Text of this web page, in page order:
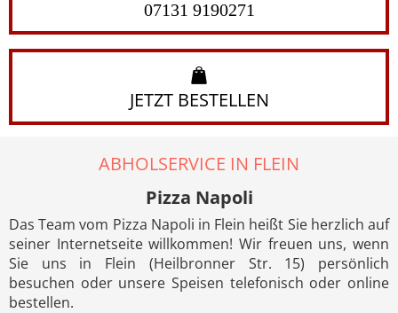
07131 9190271
JETZT BESTELLEN
ABHOLSERVICE IN FLEIN
Pizza Napoli
Das Team vom Pizza Napoli in Flein heißt Sie herzlich auf
seiner Internetseite willkommen! Wir freuen uns, wenn
Sie uns in Flein (Heilbronner Str. 15) persönlich
besuchen oder unsere Speisen telefonisch oder online
bestellen.